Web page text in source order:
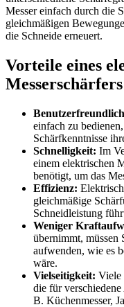
Messer einfach durch die
gleichmäßigen
die Schneide erneuert.
Vorteile eines
Messerschärfers
einfach zu
Schärfkenntnisse
Schnelligkeit: Im
einem elektrischen
benötigt, um das
Effizienz:
gleichmäßige
Schneidleistung
Weniger
übernimmt, müssen
aufwenden, wie es
wäre.
Vielseitigkeit: Viele
die für
B. Küchenmesser,